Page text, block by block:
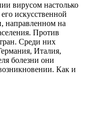
вирусом настолько
искусственной
направленном на
Против
Среди них
Италия,
болезни они
Как и